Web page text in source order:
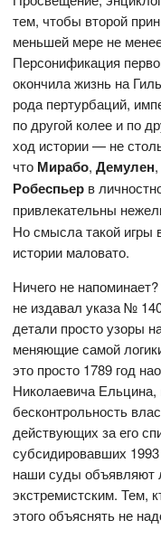
тем, чтобы второй
меньшей мере не
Персонификация
окончила жизнь на
рода пертурбаций,
по другой колее и по
ход истории — не
что Мирабо,Демулен
Робеспьер в
привлекательны
Но смысла такой игры
истории маловато.
Ничего не
не издавал указа №
детали просто узоры
меняющие самой
это просто 1789 год
Николаевича
бесконтрольность
действующих за его
субсидировавших
наши суды объявляют
экстремистским. Тем,
этого объяснять не